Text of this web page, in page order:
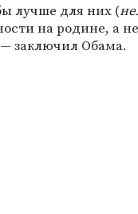
лучше для них (
на родине, а
— заключил Обама.